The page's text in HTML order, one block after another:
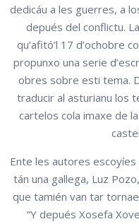
dedicáu a les guerres, a
depués del conflictu.
qu’afitó’l 17 d’ochobre
propunxo una serie
obres sobre esti tema.
traducir al asturianu los
cartelos cola imaxe de
Ente les autores escoyíes
tán una gallega, Luz
que tamién van tar
“Y depués Xosefa